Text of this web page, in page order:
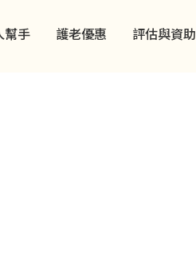
幫手 護老優惠 評估與資助